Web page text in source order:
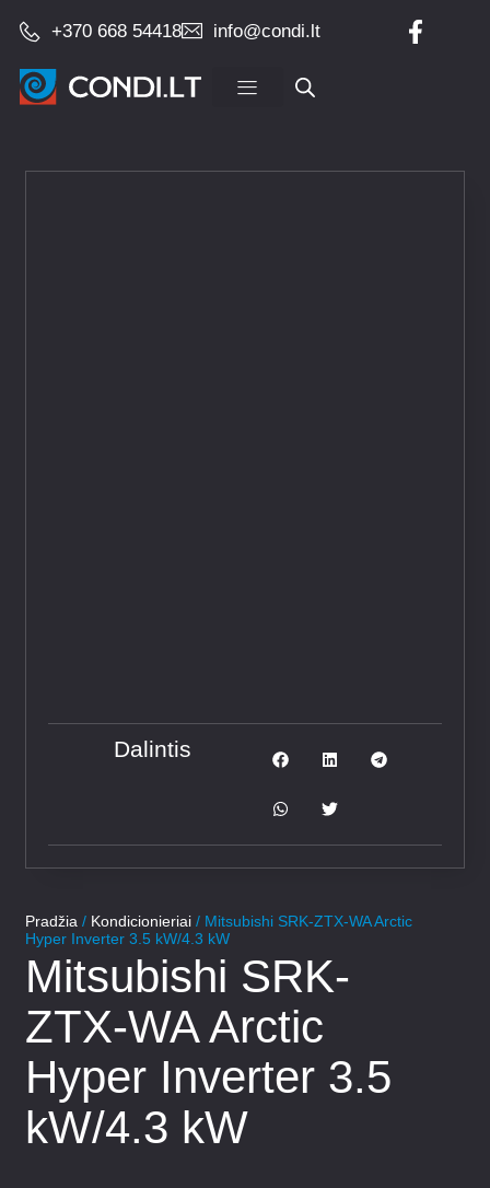
+370 668 54418 info@condi.lt
Pradžia / Kondicionieriai / Mitsubishi SRK-ZTX-WA Arctic
Hyper Inverter 3.5 kW/4.3 kW
Mitsubishi SRK-
ZTX-WA Arctic
Hyper Inverter 3.5
kW/4.3 kW
Dalintis